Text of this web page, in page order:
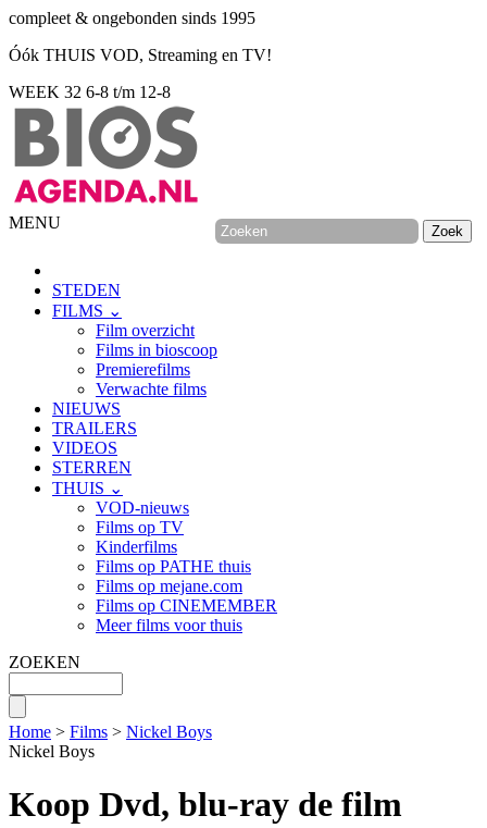
compleet & ongebonden sinds 1995
Óók THUIS VOD, Streaming en TV!
WEEK 32 6-8 t/m 12-8
MENU
STEDEN
FILMS ⌄
Film overzicht
Films in bioscoop
Premierefilms
Verwachte films
NIEUWS
TRAILERS
VIDEOS
STERREN
THUIS ⌄
VOD-nieuws
Films op TV
Kinderfilms
Films op PATHE thuis
Films op mejane.com
Films op CINEMEMBER
Meer films voor thuis
ZOEKEN
Home > Films > Nickel Boys
Nickel Boys
Koop Dvd, blu-ray de film